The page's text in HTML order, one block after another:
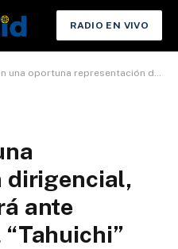
RADIO EN VIVO
oportuna representación dirigencial, Blooming jugará ante Carabobo en el “Tahuichi”
dirigencial,
ante